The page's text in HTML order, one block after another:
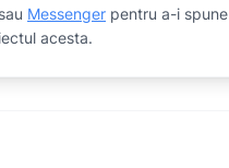
sau Messenger pentru a-i spune
acesta.